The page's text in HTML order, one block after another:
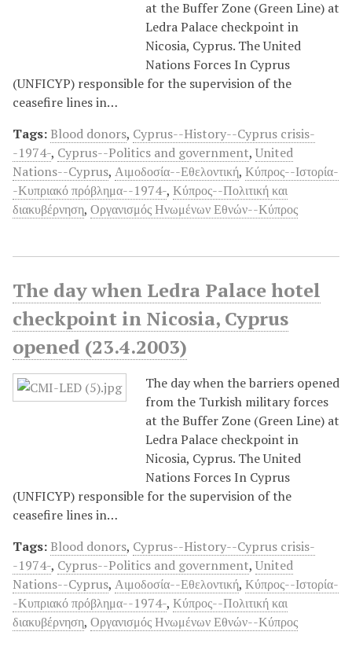
at the Buffer Zone (Green Line) at
Ledra Palace checkpoint in
Nicosia, Cyprus. The United
Nations Forces In Cyprus
(UNFICYP) responsible for the supervision of the
ceasefire lines in…
Tags: Blood donors, Cyprus--History--Cyprus crisis-
-1974-, Cyprus--Politics and government, United
Nations--Cyprus, Αιμοδοσία--Εθελοντική, Κύπρος--Ιστορία-
-Κυπριακό πρόβλημα--1974-, Κύπρος--Πολιτική και
διακυβέρνηση, Οργανισμός Ηνωμένων Εθνών--Κύπρος
The day when Ledra Palace hotel
checkpoint in Nicosia, Cyprus
opened (23.4.2003)
The day when the barriers opened
from the Turkish military forces
at the Buffer Zone (Green Line) at
Ledra Palace checkpoint in
Nicosia, Cyprus. The United
Nations Forces In Cyprus
(UNFICYP) responsible for the supervision of the
ceasefire lines in…
Tags: Blood donors, Cyprus--History--Cyprus crisis-
-1974-, Cyprus--Politics and government, United
Nations--Cyprus, Αιμοδοσία--Εθελοντική, Κύπρος--Ιστορία-
-Κυπριακό πρόβλημα--1974-, Κύπρος--Πολιτική και
διακυβέρνηση, Οργανισμός Ηνωμένων Εθνών--Κύπρος